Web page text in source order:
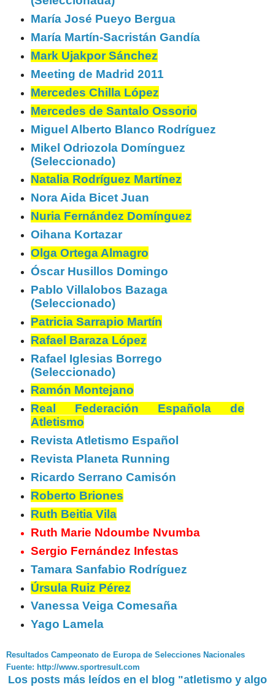
María José Pueyo Bergua
María Martín-Sacristán Gandía
Mark Ujakpor Sánchez
Meeting de Madrid 2011
Mercedes Chilla López
Mercedes de Santalo Ossorio
Miguel Alberto Blanco Rodríguez
Mikel Odriozola Domínguez
(Seleccionado)
Natalia Rodríguez Martínez
Nora Aida Bicet Juan
Nuria Fernández Domínguez
Oihana Kortazar
Olga Ortega Almagro
Óscar Husillos Domingo
Pablo Villalobos Bazaga
(Seleccionado)
Patricia Sarrapio Martín
Rafael Baraza López
Rafael Iglesias Borrego
(Seleccionado)
Ramón Montejano
Real Federación Española de
Atletismo
Revista Atletismo Español
Revista Planeta Running
Ricardo Serrano Camisón
Roberto Briones
Ruth Beitia Vila
Ruth Marie Ndoumbe Nvumba
Sergio Fernández Infestas
Tamara Sanfabio Rodríguez
Úrsula Ruiz Pérez
Vanessa Veiga Comesaña
Yago Lamela
Resultados Campeonato de Europa de Selecciones Nacionales
Fuente: http://www.sportresult.com
Los posts más leídos en el blog "atletismo y algo